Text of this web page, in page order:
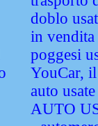
doblo
in
poggesi
YouCar,
auto
AUTO